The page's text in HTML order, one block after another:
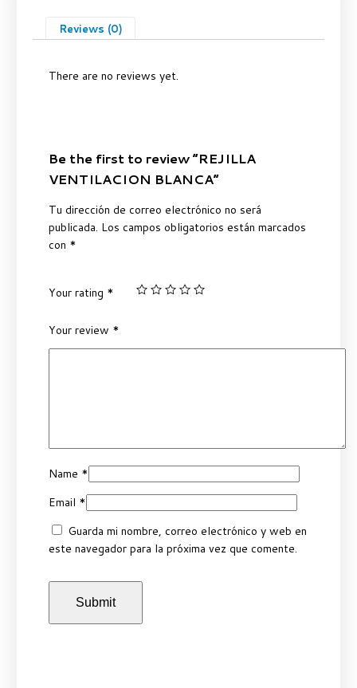
Reviews (0)
There are no reviews yet.
Be the first to review “REJILLA
VENTILACION BLANCA”
Tu dirección de correo electrónico no será
publicada. Los campos obligatorios están marcados
con *
Your rating *
Your review *
Name *
Email *
Guarda mi nombre, correo electrónico y web en
este navegador para la próxima vez que comente.